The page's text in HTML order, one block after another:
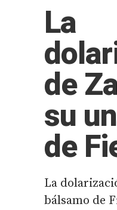
La
de
su
de
La
bálsamo de